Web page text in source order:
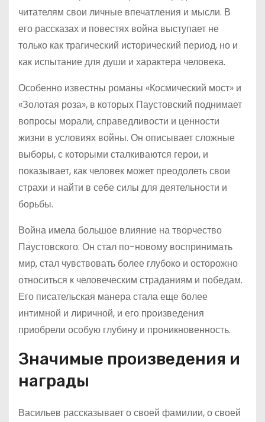
читателям свои личные впечатления и мысли. В
его рассказах и повестях война выступает не
только как трагический исторический период, но и
как испытание для души и характера человека.
Особенно известны романы «Космический мост» и
«Золотая роза», в которых Паустовский поднимает
вопросы морали, справедливости и ценности
жизни в условиях войны. Он описывает сложные
выборы, с которыми сталкиваются герои, и
показывает, как человек может преодолеть свои
страхи и найти в себе силы для деятельности и
борьбы.
Война имела большое влияние на творчество
Паустовского. Он стал по-новому воспринимать
мир, стал чувствовать более глубоко и осторожно
относиться к человеческим страданиям и победам.
Его писательская манера стала еще более
интимной и лиричной, и его произведения
приобрели особую глубину и проникновенность.
Значимые произведения и
награды
Васильев рассказывает о своей фамилии, о своей